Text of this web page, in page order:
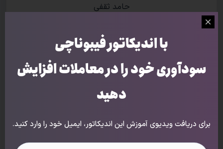
حامد ثقفی
برای زنده بودن باید تا آخرین روز زندگی یادگیری را دنبال کرد
و از لحظات زندگی استفاده کرد.
با اندیکاتور فیبوناچی
سودآوری خود را در معاملات افزایش
دهید
برای دریافت ویدیوی آموزش این اندیکاتور، ایمیل خود را وارد کنید.